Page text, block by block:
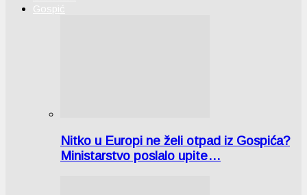
Gospić
Nitko u Europi ne želi otpad iz Gospića?
Ministarstvo poslalo upite…